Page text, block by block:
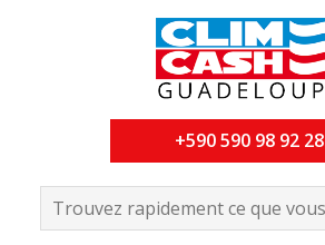
+590 590 98 92 28